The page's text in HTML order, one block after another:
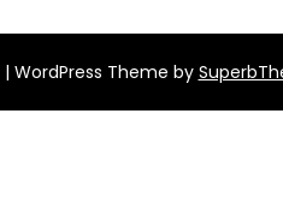
| WordPress Theme by